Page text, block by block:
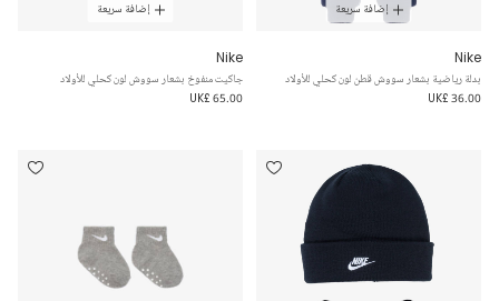
إضافة سريعة
Nike
بدلة رياضية بشعار سووش قطن لون كحلي للأولاد
UK£ 36.00
إضافة سريعة
Nike
جاكيت منفوخ بشعار سووش لون كحلي للأولاد
UK£ 65.00